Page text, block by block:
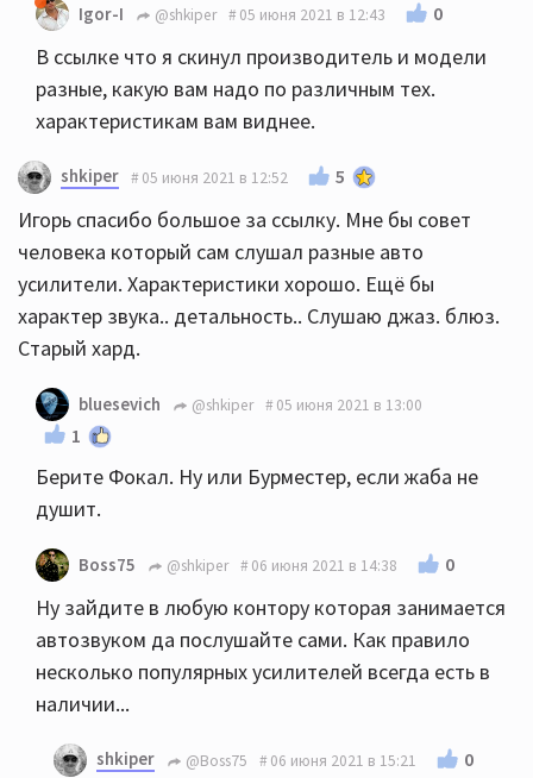
Igor-I @shkiper 05 июня 2021 в 12:43 0
В ссылке что я скинул производитель и модели
разные, какую вам надо по различным тех.
характеристикам вам виднее.
shkiper 05 июня 2021 в 12:52 5
Игорь спасибо большое за ссылку. Мне бы совет
человека который сам слушал разные авто
усилители. Характеристики хорошо. Ещё бы
характер звука.. детальность.. Слушаю джаз. блюз.
Старый хард.
bluesevich @shkiper 05 июня 2021 в 13:00
1
Берите Фокал. Ну или Бурместер, если жаба не
душит.
Boss75 @shkiper 06 июня 2021 в 14:38 0
Ну зайдите в любую контору которая занимается
автозвуком да послушайте сами. Как правило
несколько популярных усилителей всегда есть в
наличии...
shkiper @Boss75 06 июня 2021 в 15:21 0